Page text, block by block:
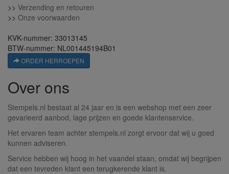
>> Verzending en retouren
>> Onze voorwaarden
KVK-nummer: 33013145
BTW-nummer: NL001445194B01
ORDER HERROEPEN
Over ons
Stempels.nl bestaat al 24 jaar en is een webshop met een zeer
gevarieerd aanbod, lage prijzen en goede klantenservice.
Het ervaren team achter stempels.nl zorgt ervoor dat wij u goed
kunnen adviseren.
Service hebben wij hoog in het vaandel staan, omdat wij begrijpen
dat een tevreden klant een terugkerende klant is.